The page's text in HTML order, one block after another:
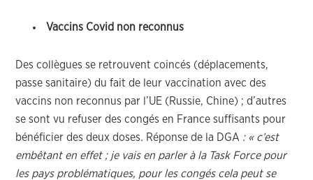
Vaccins Covid non reconnus
Des collègues se retrouvent coincés (déplacements,
passe sanitaire) du fait de leur vaccination avec des
vaccins non reconnus par l’UE (Russie, Chine) ; d’autres
se sont vu refuser des congés en France suffisants pour
bénéficier des deux doses. Réponse de la DGA : « c’est
embêtant en effet ; je vais en parler à la Task Force pour
les pays problématiques, pour les congés cela peut se